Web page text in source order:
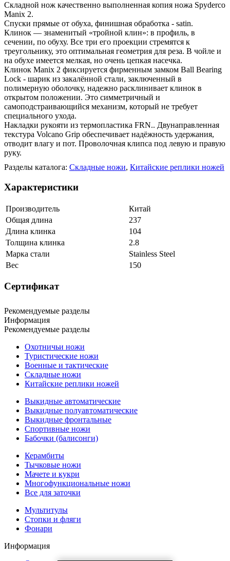
Складной нож качественно выполненная копия ножа Spyderco
Manix 2.
Спуски прямые от обуха, финишная обработка - satin.
Клинок — знаменитый «тройной клин»: в профиль, в
сечении, по обуху. Все три его проекции стремятся к
треугольнику, это оптимальная геометрия для реза. В чойле и
на обухе имеется мелкая, но очень цепкая насечка.
Клинок Manix 2 фиксируется фирменным замком Ball Bearing
Lock - шарик из закалённой стали, заключенный в
полимерную оболочку, надежно расклинивает клинок в
открытом положении. Это симметричный и
самоподстраивающийся механизм, который не требует
специального ухода.
Накладки рукояти из термопластика FRN.. Двунаправленная
текстура Volcano Grip обеспечивает надёжность удержания,
отводит влагу и пот. Проволочная клипса под левую и правую
руку.
Разделы каталога: Складные ножи, Китайские реплики ножей
Характеристики
Производитель
Китай
Общая длина
237
Длина клинка
104
Толщина клинка
2.8
Марка стали
Stainless Steel
Вес
150
Сертификат
Рекомендуемые разделы
Информация
Рекомендуемые разделы
Охотничьи ножи
Туристические ножи
Военные и тактические
Складные ножи
Китайские реплики ножей
Выкидные автоматические
Выкидные полуавтоматические
Выкидные фронтальные
Спортивные ножи
Бабочки (балисонги)
Керамбиты
Тычковые ножи
Мачете и кукри
Многофункциональные ножи
Все для заточки
Мультитулы
Стопки и фляги
Фонари
Информация